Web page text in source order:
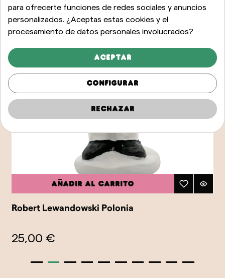
Añadir al carrito
Robert Lewandowski Polonia
25,00 €
para ofrecerte funciones de redes sociales y anuncios
personalizados. ¿Aceptas estas cookies y el
procesamiento de datos personales involucrados?
Aceptar
Configurar
Rechazar